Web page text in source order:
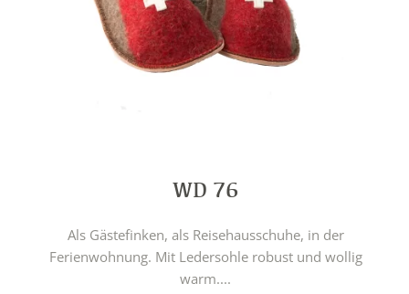
WD 76
Als Gästefinken, als Reisehausschuhe, in der
Ferienwohnung. Mit Ledersohle robust und wollig
warm....